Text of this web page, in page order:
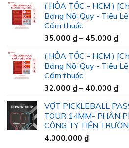
( HỎA TỐC - HCM )
Bảng Nội Quy - Tiêu
Cấm thuốc
35.000 ₫ – 45.000 ₫
từ
( HỎA TỐC - HCM )
Bảng Nội Quy - Tiêu
Cấm thuốc
32.000 ₫ – 40.000 ₫
từ
VỢT PICKLEBALL
TOUR 14MM- PHÂN
CÔNG TY TIẾN
4.000.000 ₫